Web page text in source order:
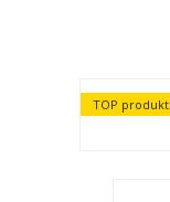
TOP produkt